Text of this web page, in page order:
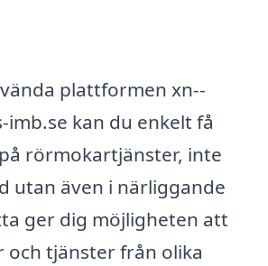
plattformen xn--
kan du enkelt få
rörmokartjänster, inte
utan även i närliggande
ger dig möjligheten att
och tjänster från olika